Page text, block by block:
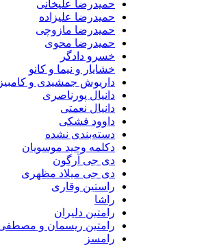
حمیدرضا علیخانی
حمیدرضا علیزاده
حمیدرضا مازوچی
حمیدرضا محوی
خسرو دادگر
خشایار و نیما و کانو
داریوش جمشیدی و کامبیز جمشیدی
دانیال پورناصری
دانیال نعمتی
داوود فشکی
دسته‌بندی نشده
دکلمه وحید موسویان
دی جی آرگون
دی جی میلاد مظهری
راستین وقاری
رامتین دلیران
رامتین ریسمان و مصطفی باقری